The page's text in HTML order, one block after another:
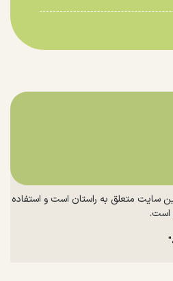
سایت متعلق به راستان است و استفاده
است.